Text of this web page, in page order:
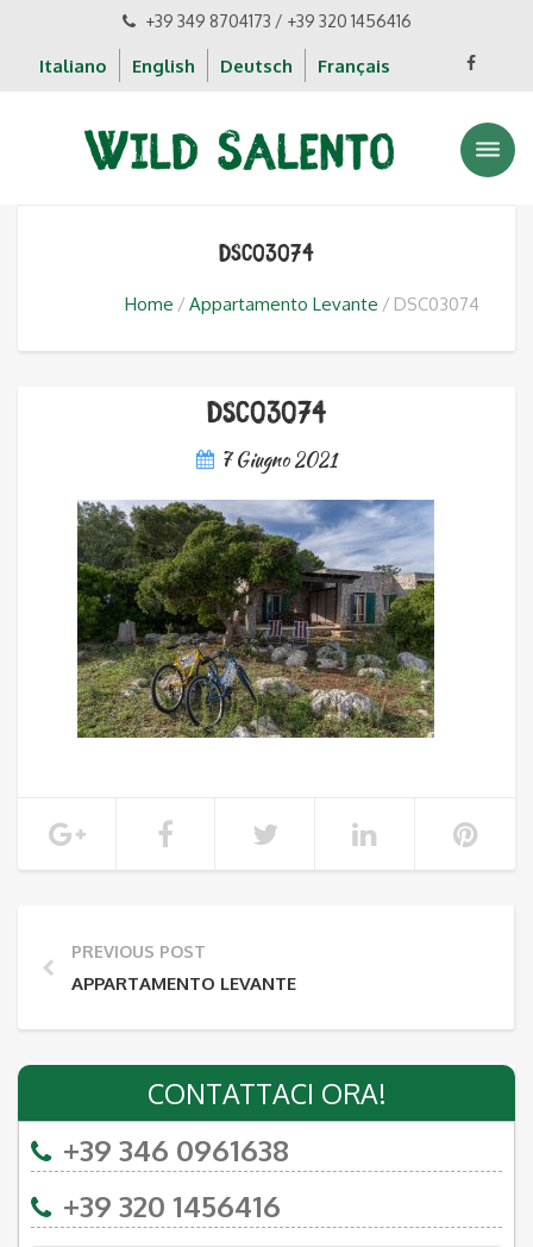
+39 349 8704173 / +39 320 1456416
Italiano English Deutsch Français
DSC03074
Home Appartamento Levante DSC03074
DSC03074
7 Giugno 2021
PREVIOUS POST
APPARTAMENTO LEVANTE
CONTATTACI ORA!
+39 346 0961638
+39 320 1456416